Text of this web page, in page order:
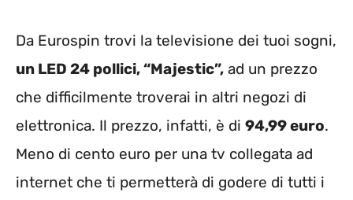
Da Eurospin trovi la televisione dei tuoi sogni,
un LED 24 pollici, “Majestic”, ad un prezzo
che difficilmente troverai in altri negozi di
elettronica. Il prezzo, infatti, è di 94,99 euro.
Meno di cento euro per una tv collegata ad
internet che ti permetterà di godere di tutti i